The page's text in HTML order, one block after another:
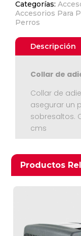
Categorías:
Accesorios Para
Perros
Descripción
Collar de
Collar de
asegurar un
sobresaltos.
cms
Productos
Productos